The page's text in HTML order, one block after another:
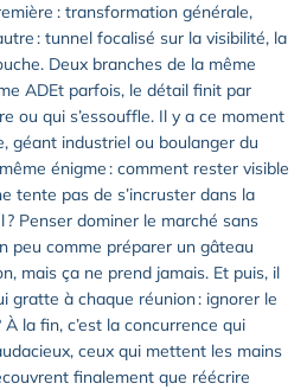
: transformation générale,
: tunnel focalisé sur la visibilité, la
Deux branches de la même
ADEt parfois, le détail finit par
ou qui s’essouffle. Il y a ce moment
géant industriel ou boulanger du
énigme : comment rester visible
tente pas de s’incruster dans la
Penser dominer le marché sans
peu comme préparer un gâteau
mais ça ne prend jamais. Et puis, il
gratte à chaque réunion : ignorer le
la fin, c’est la concurrence qui
ceux qui mettent les mains
finalement que réécrire